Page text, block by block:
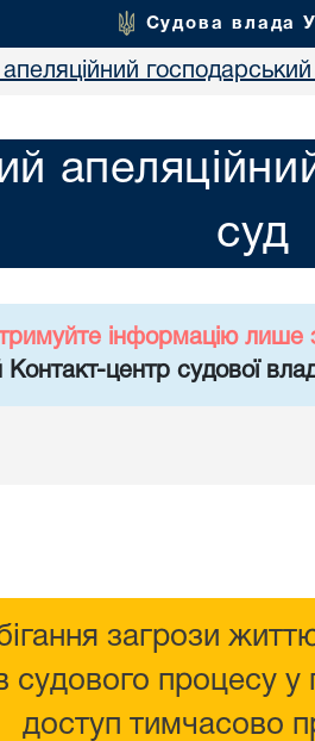
Судова влада
апеляційний
суд
інформацію лише
центр судової
загрози
судового процесу у
доступ тимчасово